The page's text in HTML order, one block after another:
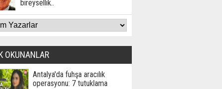
bireysellik..
OKUNANLAR
Antalya'da fuhşa aracılık
operasyonu: 7 tutuklama